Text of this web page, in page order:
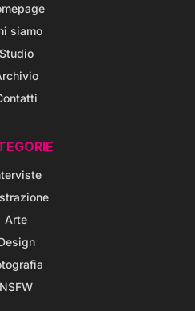
siamo
Studio
Arte
NSFW